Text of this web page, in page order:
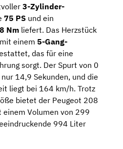
3-Zylinder-
75 PS und ein
Nm liefert. Das Herzstück
einem 5-Gang-
das für eine
sorgt. Der Spurt von 0
14,9 Sekunden, und die
liegt bei 164 km/h. Trotz
bietet der Peugeot 208
Volumen von 299
994 Liter